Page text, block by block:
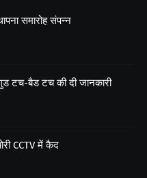
समारोह संपन्न
टच-बैड टच की दी जानकारी
CCTV में कैद